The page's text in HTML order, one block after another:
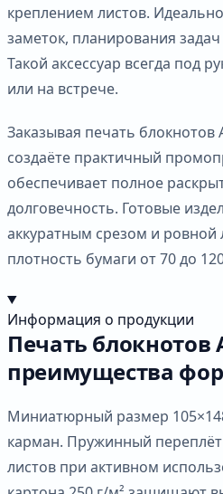
креплением листов.
заметок, планирования
Такой аксессуар всегда под
или на встрече.
Заказывая печать
создаёте практичный
обеспечивает полное
долговечность. Готовые
аккуратным срезом и
плотность бумаги от 70 до
Информация о продукции
Печать
преимущества
Миниатюрный размер
карман. Пружинный
листов при активном